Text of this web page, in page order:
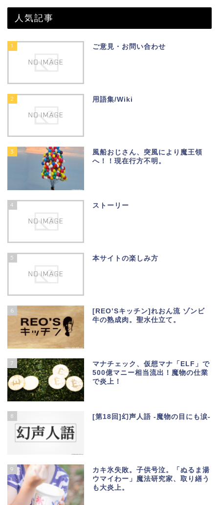
人気記事
1 ご意見・お問い合わせ
2 用語集/Wiki
3
風船おじさん、突風により魔王領
へ！！現在行方不明。
4 ストーリー
5 本サイトの楽しみ方
6
[REO’Sキッチン]れおん流 ゾンビ
牛の熟成肉。聖水仕立て。
7
マナチェック、仮想マナ「ELF」で
500億マニー相当流出！魔物の仕業
で炎上！
8 [第18回]幻声人語 -魔物の目にも涙-
9
カキ氷失敗。子供号泣。「ぬるま湯
ウマイわー」魔法研究家、取り繕う
も大炎上。